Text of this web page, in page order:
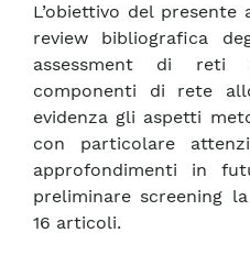
L’obiettivo del
review bibliografica
assessment di reti
componenti di rete
evidenza gli aspetti
con particolare
approfondimenti in
preliminare screening
16 articoli.